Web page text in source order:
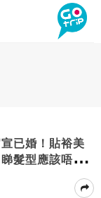
已婚！貼裕美
髮型應該唔係A